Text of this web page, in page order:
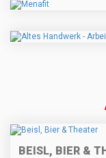
BEISL, BIER &